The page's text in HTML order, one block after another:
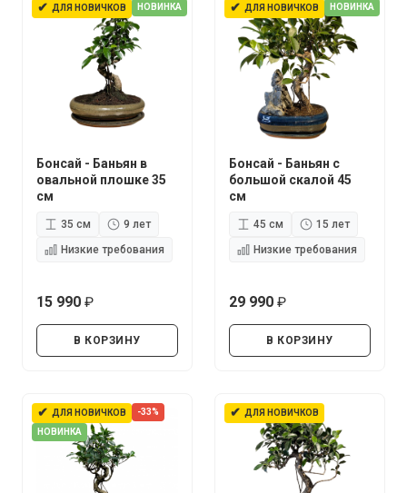
✔ ДЛЯ НОВИЧКОВ НОВИНКА
Бонсай - Баньян в
овальной плошке 35
см
35 см
9 лет
Низкие требования
15 990
В КОРЗИНУ
✔ ДЛЯ НОВИЧКОВ НОВИНКА
Бонсай - Баньян с
большой скалой 45
см
45 см
15 лет
Низкие требования
29 990
В КОРЗИНУ
✔ ДЛЯ НОВИЧКОВ
-33%
НОВИНКА
✔ ДЛЯ НОВИЧКОВ